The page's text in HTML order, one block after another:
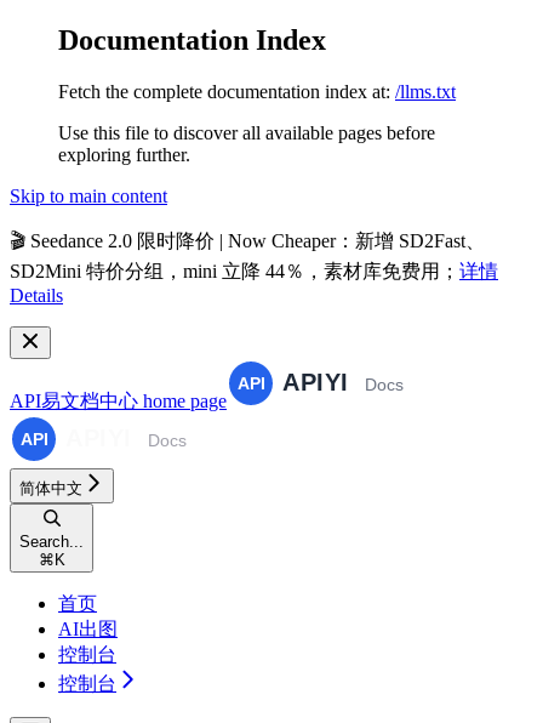
Documentation Index
Fetch the complete documentation index at: /llms.txt
Use this file to discover all available pages before
exploring further.
Skip to main content
🎬 Seedance 2.0 限时降价 | Now Cheaper：新增 SD2Fast、
SD2Mini 特价分组，mini 立降 44％，素材库免费用； 详情
Details
API易文档中心 home page
简体中文
Search...
⌘ K
首页
AI出图
控制台
控制台